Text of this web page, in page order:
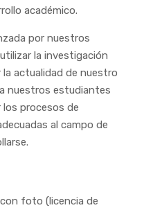
académico.
por nuestros
la investigación
actualidad de nuestro
nuestros estudiantes
los procesos de
al campo de
foto (licencia de